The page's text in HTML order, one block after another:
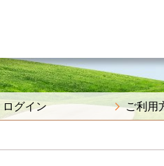
ログイン ご利用